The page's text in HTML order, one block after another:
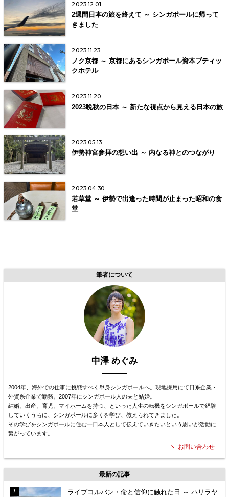
2023.12.01
2週間日本の旅を終えて ～ シンガポールに帰って
きました
2023.11.23
ノク京都 ～ 京都にあるシンガポール資本ブティッ
クホテル
2023.11.20
2023晩秋の日本 ～ 新たな視点から見える日本の旅
2023.05.13
伊勢神宮参拝の想い出 ～ 内なる神とのつながり
2023.04.30
若草堂 ～ 伊勢で出逢った時間が止まった昭和の食
堂
筆者について
中澤 めぐみ
2004年、海外での仕事に挑戦すべく単身シンガポールへ。現地採用にて日系企業・
外資系企業で勤務。2007年にシンガポール人の夫と結婚。
結婚、出産、育児、マイホームを持つ、といった人生の転機をシンガポールで経験
していくうちに、シンガポールに多くを学び、教えられてきました。
その学びをシンガポールに住む一日本人として伝えていきたいという思いが活動に
繋がっています。
お問い合わせ
最新の記事
ライブコルバン・命と信仰に触れた日 ～ ハリラヤ